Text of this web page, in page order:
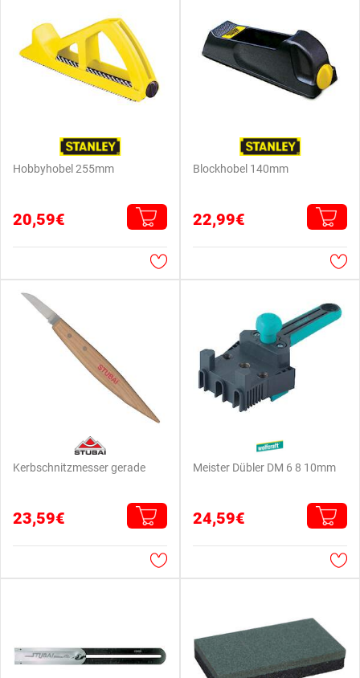
Hobbyhobel 255mm
20,59€
Blockhobel 140mm
22,99€
Kerbschnitzmesser gerade
23,59€
Meister Dübler DM 6 8 10mm
24,59€